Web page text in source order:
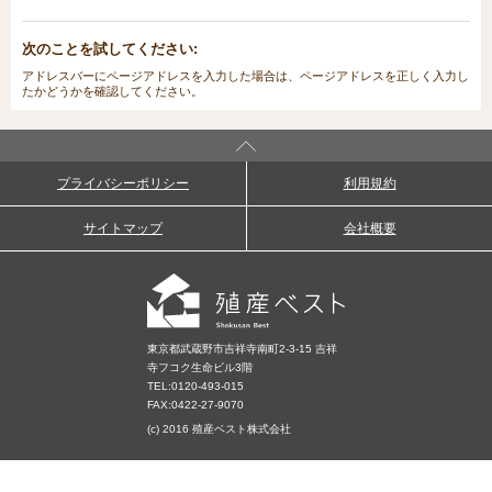
次のことを試してください:
アドレスバーにページアドレスを入力した場合は、ページアドレスを正しく入力し
たかどうかを確認してください。
プライバシーポリシー 利用規約
サイトマップ 会社概要
東京都武蔵野市吉祥寺南町2-3-15 吉祥
寺フコク生命ビル3階
TEL:0120-493-015
FAX:0422-27-9070
(c) 2016 殖産ベスト株式会社